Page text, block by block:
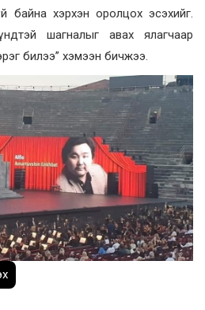
байна хэрхэн оролцох эсэхийг.
шагналыг авах ялагчаар
билээ” хэмээн бичжээ.